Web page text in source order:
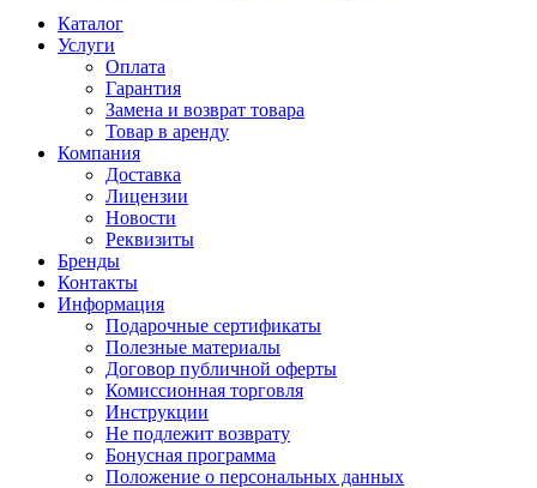
Каталог
Услуги
Оплата
Гарантия
Замена и возврат товара
Товар в аренду
Компания
Доставка
Лицензии
Новости
Реквизиты
Бренды
Контакты
Информация
Подарочные сертификаты
Полезные материалы
Договор публичной оферты
Комиссионная торговля
Инструкции
Не подлежит возврату
Бонусная программа
Положение о персональных данных